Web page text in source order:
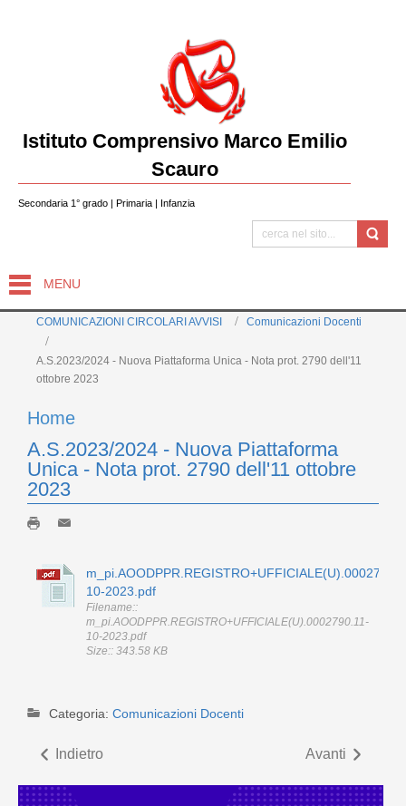
Istituto Comprensivo Marco Emilio
Scauro
Secondaria 1° grado | Primaria | Infanzia
MENU
COMUNICAZIONI CIRCOLARI AVVISI Comunicazioni Docenti
A.S.2023/2024 - Nuova Piattaforma Unica - Nota prot. 2790 dell'11
ottobre 2023
Home
A.S.2023/2024 - Nuova Piattaforma
Unica - Nota prot. 2790 dell'11 ottobre
2023
10-2023.pdf
Filename::
m_pi.AOODPPR.REGISTRO+UFFICIALE(U).0002790.11-
10-2023.pdf
Size:: 343.58 KB
Categoria: Comunicazioni Docenti
Indietro Avanti